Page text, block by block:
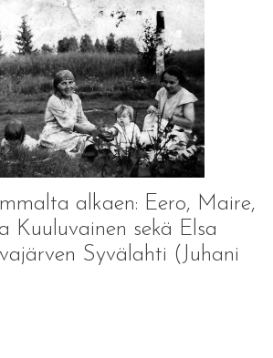
alkaen: Eero, Maire,
Kuuluvainen sekä Elsa
Syvälahti (Juhani